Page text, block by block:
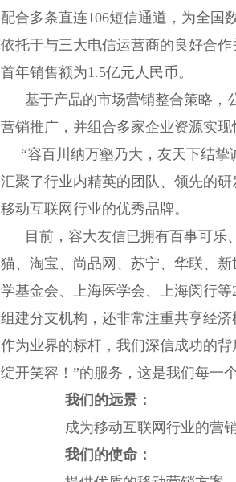
配合多条直连106短信通道，为全国
依托于与三大电信运营商的良好合作
首年销售额为1.5亿元人民币。
基于产品的市场营销整合策略，
营销推广，并组合多家企业资源实现
“容百川纳万壑乃大，友天下结挚
汇聚了行业内精英的团队、领先的
移动互联网行业的优秀品牌。
目前，容大友信已拥有百事可乐、
猫、淘宝、尚品网、苏宁、华联、
学基金会、上海医学会、上海闵行等
组建分支机构，还非常注重共享经
作为业界的标杆，我们深信成功的
绽开笑容！”的服务，这是我们每一
我们的远景：
成为移动互联网行业的营
我们的使命：